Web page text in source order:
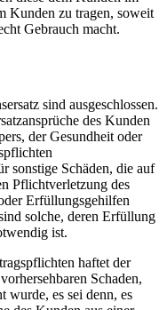
Kunden zu tragen, soweit
Gebrauch macht.
sind ausgeschlossen.
des Kunden
der Gesundheit oder
sonstige Schäden, die auf
Pflichtverletzung des
Erfüllungsgehilfen
solche, deren Erfüllung
ist.
haftet der
Schaden,
wurde, es sei denn, es